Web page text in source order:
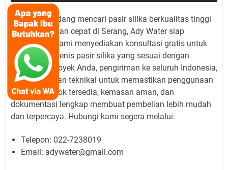
Jika Anda sedang mencari pasir silika berkualitas tinggi
dengan layanan cepat di Serang, Ady Water siap
membantu. Kami menyediakan konsultasi gratis untuk
menentukan jenis pasir silika yang sesuai dengan
kebutuhan proyek Anda, pengiriman ke seluruh Indonesia,
serta dukungan teknikal untuk memastikan penggunaan
maksimal. Stok tersedia, kemasan aman, dan
dokumentasi lengkap membuat pembelian lebih mudah
dan terpercaya. Hubungi kami segera melalui:
Telepon: 022-7238019
Email: adywater@gmail.com